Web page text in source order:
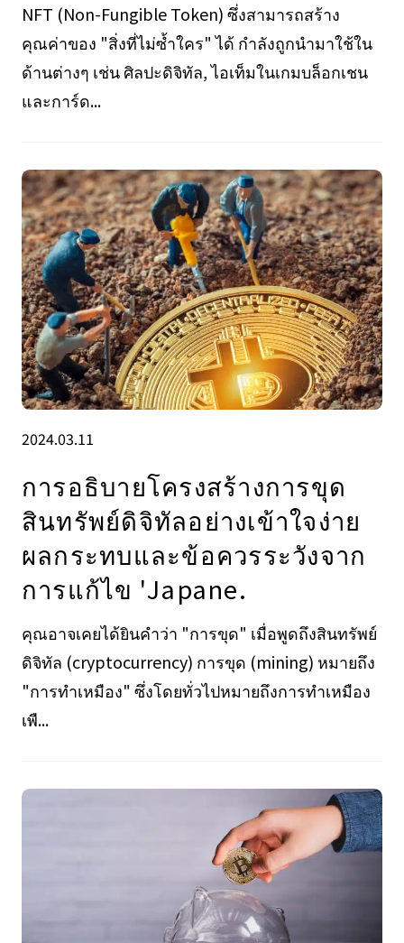
NFT (Non-Fungible Token) ซึ่งสามารถสร้าง
คุณค่าของ "สิ่งที่ไม่ซ้ำใคร" ได้ กำลังถูกนำมาใช้ใน
ด้านต่างๆ เช่น ศิลปะดิจิทัล, ไอเท็มในเกมบล็อกเชน
และการ์ด...
2024.03.11
การอธิบายโครงสร้างการขุด
สินทรัพย์ดิจิทัลอย่างเข้าใจง่าย
ผลกระทบและข้อควรระวังจาก
การแก้ไข 'Japane.
คุณอาจเคยได้ยินคำว่า "การขุด" เมื่อพูดถึงสินทรัพย์
ดิจิทัล (cryptocurrency) การขุด (mining) หมายถึง
"การทำเหมือง" ซึ่งโดยทั่วไปหมายถึงการทำเหมือง
เพื...